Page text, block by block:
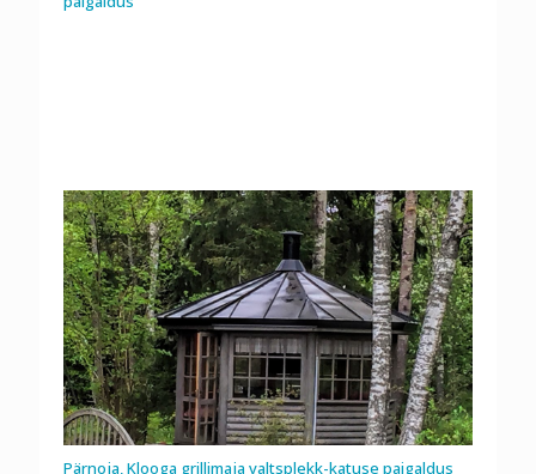
Pärnoja, Klooga grillimaja valtsplekk-katuse paigaldus